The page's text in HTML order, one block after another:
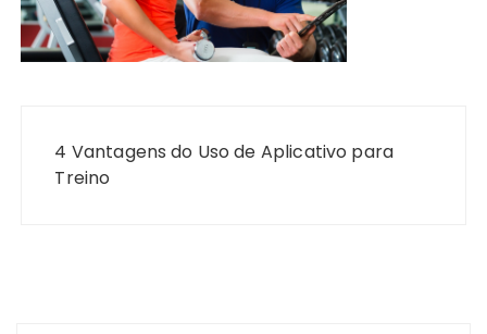
Post
4 Vantagens do Uso de Aplicativo para
Treino